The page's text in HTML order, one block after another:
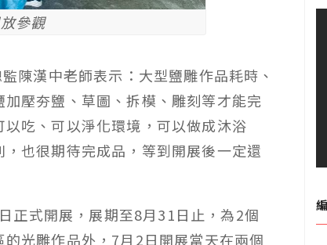
參觀
陳漢中老師表示：大型鹽雕作品耗時、
壓夯鹽、草圖、拆模、雕刻等才能完
吃、可以淨化環境，可以做成沐浴
也很期待完成品，等到開展後一定還
正式開展，展期至8月31日止，為2個
光雕作品外，7月2日開展當天在兩個